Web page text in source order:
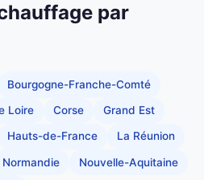
par
Bourgogne-Franche-Comté
Loire Corse Grand Est
Hauts-de-France La Réunion
Normandie Nouvelle-Aquitaine